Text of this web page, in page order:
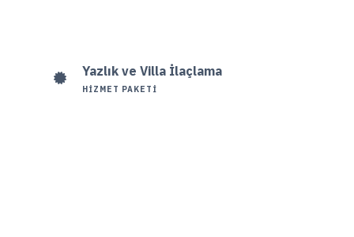
Yazlık ve Villa İlaçlama
HIZMET PAKETI